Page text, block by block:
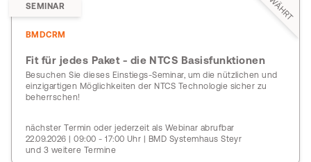
SEMINAR
BMDCRM
Fit für jedes Paket - die NTCS Basisfunktionen
Besuchen Sie dieses Einstiegs-Seminar, um die nützlichen und
einzigartigen Möglichkeiten der NTCS Technologie sicher zu
beherrschen!
nächster Termin oder jederzeit als Webinar abrufbar
22.09.2026 | 09:00 - 17:00 Uhr | BMD Systemhaus Steyr
und 3 weitere Termine